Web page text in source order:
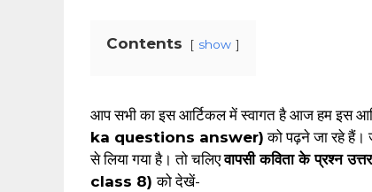
Contents show
आप सभी का इस आर्टिकल में स्वागत है आज हम इस
ka questions answer) को पढ़ने जा रहे हैं।
से लिया गया है। तो चलिएवापसी कविता के
class 8)को देखें-